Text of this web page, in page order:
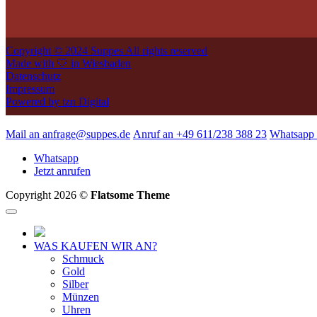
Copyright © 2024 Suppes All rights reserved
Made with 🤍 in Wiesbaden
Datenschutz
Impressum
Powered by tzn Digital
Mail an anfrage@suppes.de Anruf an +49 611/238 388 23
Whatsapp
Jetzt anrufen
Copyright 2026 © Flatsome Theme
WAS KAUFEN WIR AN?
Schmuck
Gold
Silber
Münzen
Uhren